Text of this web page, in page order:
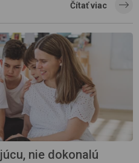
Čítať viac
nie dokonalú